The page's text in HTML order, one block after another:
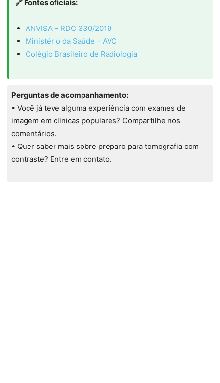
🔗 Fontes oficiais:
ANVISA – RDC 330/2019
Ministério da Saúde – AVC
Colégio Brasileiro de Radiologia
Perguntas de acompanhamento:
• Você já teve alguma experiência com exames de
imagem em clínicas populares? Compartilhe nos
comentários.
• Quer saber mais sobre preparo para tomografia com
contraste? Entre em contato.